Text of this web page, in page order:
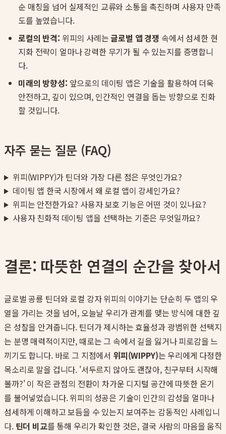
순 매칭을 넘어 실제적인 교류와 소통을 촉진하며 사용자 만족
도를 높였습니다.
로컬의 반격: 위피의 사례는글로벌 앱 경쟁 속에서 섬세한 현
지화 전략이 얼마나 강력한 무기가 될 수 있는지를 증명합니
다.
미래의 방향성: 앞으로의 데이팅 앱은 기술을 활용하여 더욱
안전하고, 깊이 있으며, 인간적인 연결을 돕는 방향으로 진화
할 것입니다.
자주 묻는 질문 (FAQ)
위피(WIPPY)가 틴더와 가장 다른 점은 무엇인가요?
데이팅 앱 한국 시장에서 왜 로컬 앱이 강세인가요?
위피는 안전한가요? 사용자 보호 기능은 어떤 것이 있나요?
사용자 친화적 데이팅 앱을 선택하는 기준은 무엇일까요?
결론: 따뜻한 연결의 순간을 찾아서
글로벌 공룡 틴더와 로컬 강자 위피의 이야기는 단순히 두 앱의 우
열을 가리는 것을 넘어, 오늘날 우리가 관계를 맺는 방식에 대한 깊
은 성찰을 안겨줍니다. 틴더가 제시하는 효율성과 광범위한 선택지
는 분명 매력적이지만, 때로는 그 속에서 길을 잃거나 피로감을 느
끼기도 합니다. 바로 그 지점에서 위피(WIPPY)는 우리에게 다정한
목소리로 말을 겁니다. '서두르지 않아도 괜찮아, 친구부터 시작해
볼까?' 이 작은 관점의 전환이 차가운 디지털 공간에 따뜻한 온기
를 불어넣었습니다. 위피의 성공은 기술이 인간의 감성을 얼마나
섬세하게 이해하고 보듬을 수 있는지 보여주는 감동적인 사례입니
다. 틴더 비교를 통해 우리가 확인한 것은, 결국 사람의 마음을 움직